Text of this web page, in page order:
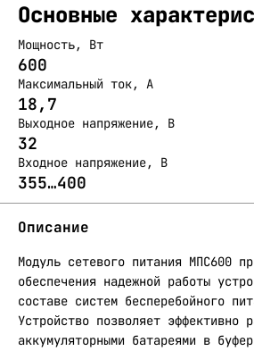
Основные
Мощность, Вт
600
Максимальный ток, А
18,7
Выходное напряжение, В
32
Входное напряжение, В
355…400
Описание
Модуль сетевого питания МПС600
обеспечения надежной работы
составе систем бесперебойного
Устройство позволяет эффективно
аккумуляторными батареями в